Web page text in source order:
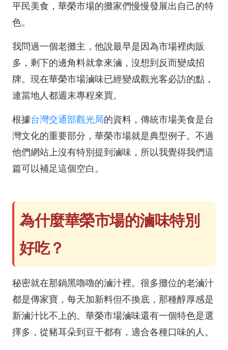
平民美食，華榮市場的攤家們慢慢發展出自己的特
色。
我問過一個老攤主，他說最早是因為市場裡肉販
多，剩下的邊角料就拿來滷，沒想到反而變成招
牌。現在華榮市場滷味已經變成觀光客必訪的點，
連當地人都週末專程來買。
根據台灣交通部觀光局的資料，傳統市場美食是台
灣文化的重要部分，華榮市場就是典型例子。不過
他們網站上沒有特別提到滷味，所以我覺得我們這
篇可以補足這個空白。
為什麼華榮市場的滷味特別
好吃？
秘密就在那鍋黑嚕嚕的滷汁裡。很多攤位的老滷汁
都是傳家寶，每天加新料但不換底，那種醇厚感是
新滷汁比不上的。華榮市場滷味還有一個特色是選
擇多，從豬耳朵到豆干都有，適合各種口味的人。